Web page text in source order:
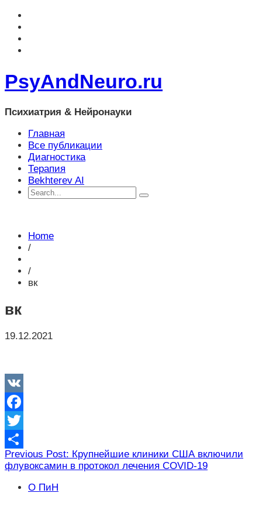
PsyAndNeuro.ru
Психиатрия & Нейронауки
Главная
Все публикации
Диагностика
Терапия
Bekhterev AI
Home
/
/
вк
вк
19.12.2021
VK
Facebook
Twitter
Отправить
Навигация
по
записям
Previous Post: Крупнейшие клиники США включили
флувоксамин в протокол лечения COVID-19
О ПиН